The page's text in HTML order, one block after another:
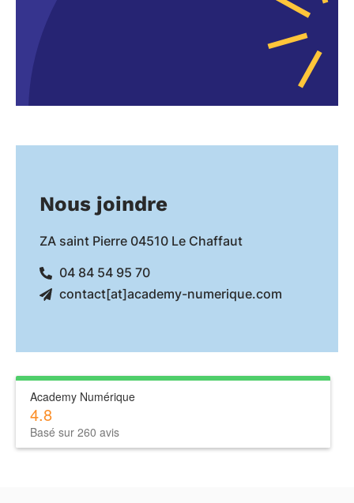
Nous joindre
ZA saint Pierre 04510 Le Chaffaut
04 84 54 95 70
contact[at]academy-numerique.com
Academy Numérique
4.8
Basé sur 260 avis